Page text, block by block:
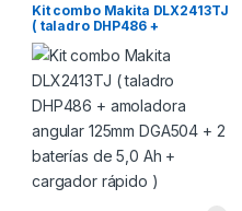
Kit combo Makita DLX2413TJ
( taladro DHP486 +
amoladora angular 125mm
DGA504 + 2 baterías de 5,0
Ah + cargador rápido )